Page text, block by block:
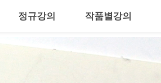
정규강의 작품별강의